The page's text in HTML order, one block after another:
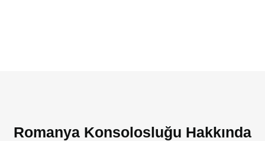
Romanya Konsolosluğu Hakkında